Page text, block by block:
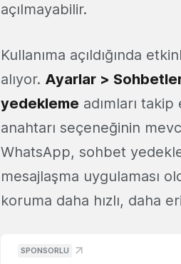
açılmayabilir.
Kullanıma açıldığında
alıyor. Ayarlar >
yedekleme adımları
anahtarı seçeneğinin
WhatsApp, sohbet
mesajlaşma uygulaması
koruma daha hızlı, daha
SPONSORLU